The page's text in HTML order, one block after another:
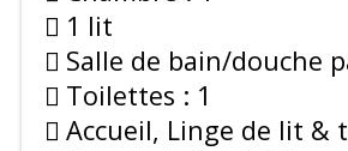
1 lit
Salle de bain/douche
Toilettes : 1
Accueil, Linge de lit &